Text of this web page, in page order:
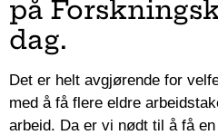
på
dag.
Det er helt avgjørende for
med å få flere eldre
arbeid. Da er vi nødt til å få